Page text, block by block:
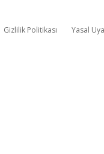
Gizlilik Politikası Yasal